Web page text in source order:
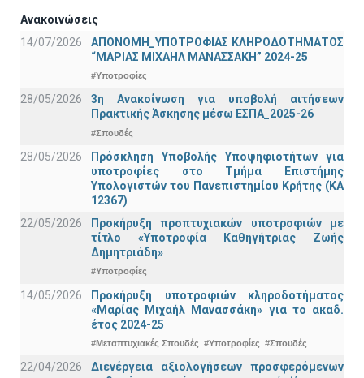
Ανακοινώσεις
14/07/2026
ΑΠΟΝΟΜΗ_ΥΠΟΤΡΟΦΙΑΣ ΚΛΗΡΟΔΟΤΗΜΑΤΟΣ
“ΜΑΡΙΑΣ ΜΙΧΑΗΛ ΜΑΝΑΣΣΑΚΗ” 2024-25
#Υποτροφίες
28/05/2026
3η Ανακοίνωση για υποβολή αιτήσεων
Πρακτικής Άσκησης μέσω ΕΣΠΑ_2025-26
#Σπουδές
28/05/2026
Πρόσκληση Υποβολής Υποψηφιοτήτων για
υποτροφίες στο Τμήμα Επιστήμης
Υπολογιστών του Πανεπιστημίου Κρήτης (ΚΑ
12367)
22/05/2026
Προκήρυξη προπτυχιακών υποτροφιών με
τίτλο «Υποτροφία Καθηγήτριας Ζωής
Δημητριάδη»
#Υποτροφίες
14/05/2026
Προκήρυξη υποτροφιών κληροδοτήματος
«Μαρίας Μιχαήλ Μανασσάκη» για το ακαδ.
έτος 2024-25
#Μεταπτυχιακές Σπουδές #Υποτροφίες #Σπουδές
22/04/2026
Διενέργεια αξιολογήσεων προσφερόμενων